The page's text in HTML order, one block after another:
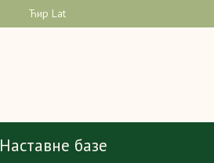
Ћир Lat
Наставне базе